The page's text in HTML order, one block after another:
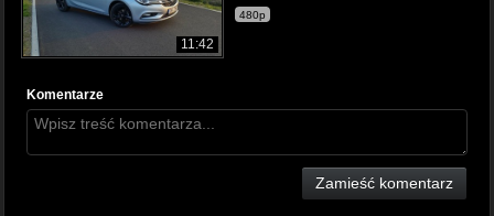
11:42
480p
Komentarze
Zamieść komentarz